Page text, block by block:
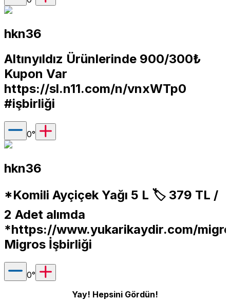
hkn36
Altınyıldız Ürünlerinde 900/300₺
Kupon Var
https://sl.n11.com/n/vnxWTp0
#işbirliği
0°
hkn36
*Komili Ayçiçek Yağı 5 L 🏷️ 379 TL /
2 Adet alımda
*https://www.yukarikaydir.com/
Migros İşbirliği
0°
Yay! Hepsini Gördün!